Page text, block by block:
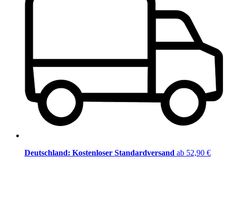
Deutschland: Kostenloser Standardversand ab 52,90 €